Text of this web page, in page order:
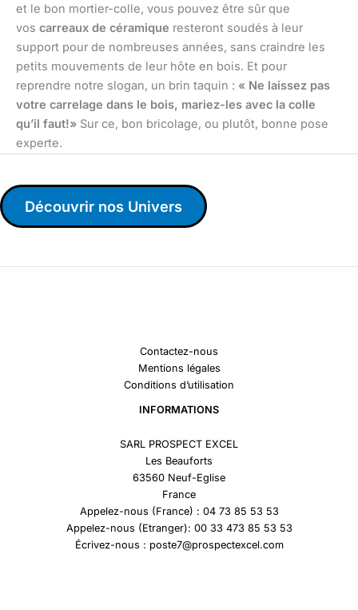
et le bon mortier-colle, vous pouvez être sûr que
vos carreaux de céramique resteront soudés à leur
support pour de nombreuses années, sans craindre les
petits mouvements de leur hôte en bois. Et pour
reprendre notre slogan, un brin taquin : « Ne laissez pas
votre carrelage dans le bois, mariez-les avec la colle
qu’il faut!» Sur ce, bon bricolage, ou plutôt, bonne pose
experte.
Découvrir nos Univers
Contactez-nous
Mentions légales
Conditions d’utilisation
INFORMATIONS
SARL PROSPECT EXCEL
Les Beauforts
63560 Neuf-Eglise
France
Appelez-nous (France) : 04 73 85 53 53
Appelez-nous (Etranger): 00 33 473 85 53 53
Écrivez-nous : poste7@prospectexcel.com